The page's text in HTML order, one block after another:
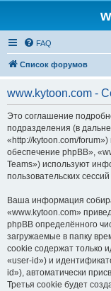
FAQ
Список форумов
www.kytoon.com -
Это соглашение
подразделения (в
«http://kytoon.com/
обеспечение phpBB»,
Teams») используют
пользовательских
Ваша информация
«www.kytoon.com»
phpBB определённого
загружаемые в папку
cookie содержат только
«user-id») и
id»), автоматически
Третья cookie будет